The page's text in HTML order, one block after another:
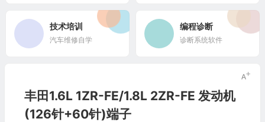
技术培训
汽车维修自学
编程诊断
诊断系统软件
丰田1.6L 1ZR-FE/1.8L 2ZR-FE 发动机
(126针+60针)端子